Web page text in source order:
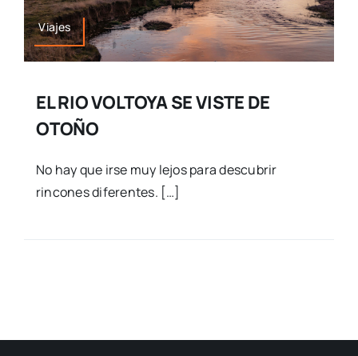
Viajes
EL RIO VOLTOYA SE VISTE DE
OTOÑO
No hay que irse muy lejos para descubrir
rincones diferentes. […]